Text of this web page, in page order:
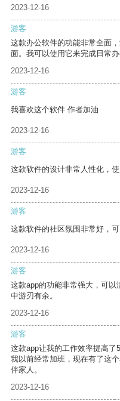
2023-12-16
游客
这款办公软件的功能非常全面
面。我可以使用它来完成日常
2023-12-16
游客
我喜欢这个软件 作者加油
2023-12-16
游客
这款软件的设计非常人性化，使
2023-12-16
游客
这款软件的社区氛围非常好，
2023-12-16
游客
这款app的功能非常强大，可
中游刃有余。
2023-12-16
游客
这款app让我的工作效率提高了
我以前经常加班，现在有了这
伴家人。
2023-12-16